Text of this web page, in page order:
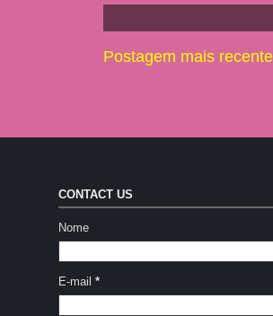
Postagem mais recente
CONTACT US
Nome
E-mail *